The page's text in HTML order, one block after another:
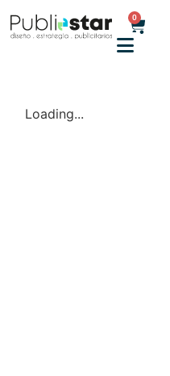
0
Loading...